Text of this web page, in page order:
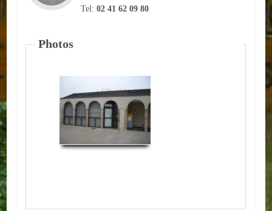
Social
ACTUALITÉS
Tel:02 41 62 09 80
Photos